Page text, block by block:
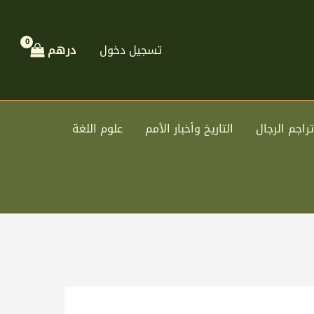
تسجيل دخول درهم
تراجم الرجال التاريخ وأخبار الأمم علوم اللغة